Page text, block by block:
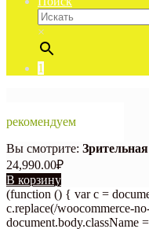
×
1
рекомендуем
Вы смотрите:
24,990.00₽
В корзину
(function () { var c =
c.replace(/woocommerce-
document.body.className